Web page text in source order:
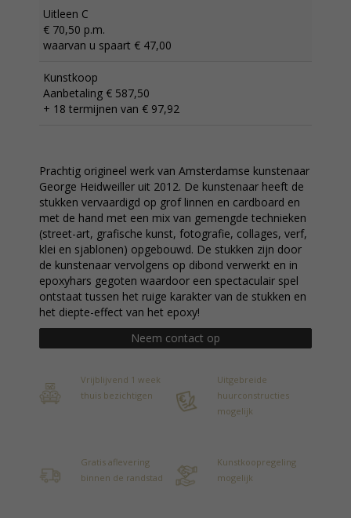
Uitleen C
€ 70,50 p.m.
waarvan u spaart € 47,00
Kunstkoop
Aanbetaling € 587,50
+ 18 termijnen van € 97,92
Prachtig origineel werk van Amsterdamse kunstenaar
George Heidweiller uit 2012. De kunstenaar heeft de
stukken vervaardigd op grof linnen en cardboard en
met de hand met een mix van gemengde technieken
(street-art, grafische kunst, fotografie, collages, verf,
klei en sjablonen) opgebouwd. De stukken zijn door
de kunstenaar vervolgens op dibond verwerkt en in
epoxyhars gegoten waardoor een spectaculair spel
ontstaat tussen het ruige karakter van de stukken en
het diepte-effect van het epoxy!
Neem contact op
Vrijblijvend 1 week
thuis bezichtigen
Uitgebreide
huurconstructies
mogelijk
Gratis aflevering
binnen de randstad
Kunstkoopregeling
mogelijk